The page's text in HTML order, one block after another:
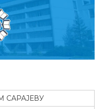
САРАЈЕВУ